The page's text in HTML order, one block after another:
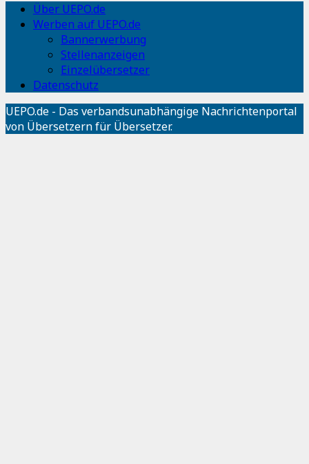
Über UEPO.de
Werben auf UEPO.de
Bannerwerbung
Stellenanzeigen
Einzelübersetzer
Datenschutz
UEPO.de - Das verbandsunabhängige Nachrichtenportal
von Übersetzern für Übersetzer.